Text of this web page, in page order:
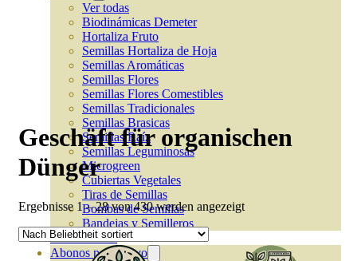
Ver todas
Biodinámicas Demeter
Hortaliza Fruto
Semillas Hortaliza de Hoja
Semillas Aromáticas
Semillas Flores
Semillas Flores Comestibles
Semillas Tradicionales
Semillas Brasicas
Semillas Raíz
Semillas Leguminosas
Microgreen
Cubiertas Vegetales
Tiras de Semillas
Bombas de Semillas
Bandejas y Semilleros
Profesionales
Abonos por cultivo
Geschäft für organischen
Dünger
Ergebnisse 1 – 28 von 430 werden angezeigtNach
sortiert